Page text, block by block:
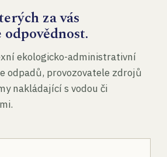
za vás
ekologicko-administrativní
odpadů, provozovatele zdrojů
nakládající s vodou či